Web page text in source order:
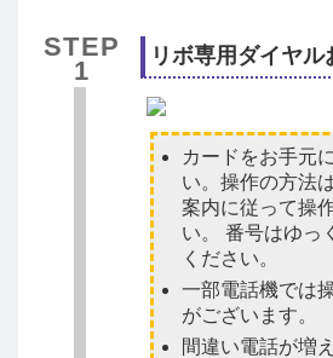
STEP
1
リボ専用ダイヤル
カードをお手元
い。操作の方法
案内に従って操
い。 番号はゆっ
ください。
一部電話機では
がございます。
間違い電話が増